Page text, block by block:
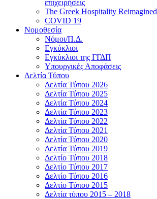
επιχειρήσεις
The Greek Hospitality Reimagined
COVID 19
Νομοθεσία
Νόμοι/Π.Δ.
Εγκύκλιοι
Εγκύκλιοι της ΓΓΔΠ
Υπουργικές Αποφάσεις
Δελτία Τύπου
Δελτία Τύπου 2026
Δελτία Τύπου 2025
Δελτία Τύπου 2024
Δελτία Τύπου 2023
Δελτία Τύπου 2022
Δελτία Τύπου 2021
Δελτία Τύπου 2020
Δελτία Τύπου 2019
Δελτίο Τύπου 2018
Δελτίο Τύπου 2017
Δελτίο Τύπου 2016
Δελτίο Τύπου 2015
Δελτία τύπου 2015 – 2018